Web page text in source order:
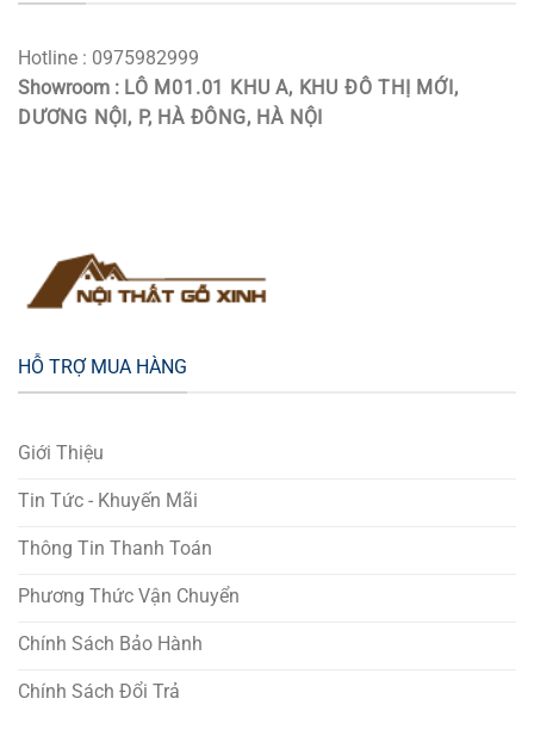
Hotline : 0975982999
Showroom : LÔ M01.01 KHU A, KHU ĐÔ THỊ MỚI,
DƯƠNG NỘI, P, HÀ ĐÔNG, HÀ NỘI
HỖ TRỢ MUA HÀNG
Giới Thiệu
Tin Tức - Khuyến Mãi
Thông Tin Thanh Toán
Phương Thức Vận Chuyển
Chính Sách Bảo Hành
Chính Sách Đổi Trả